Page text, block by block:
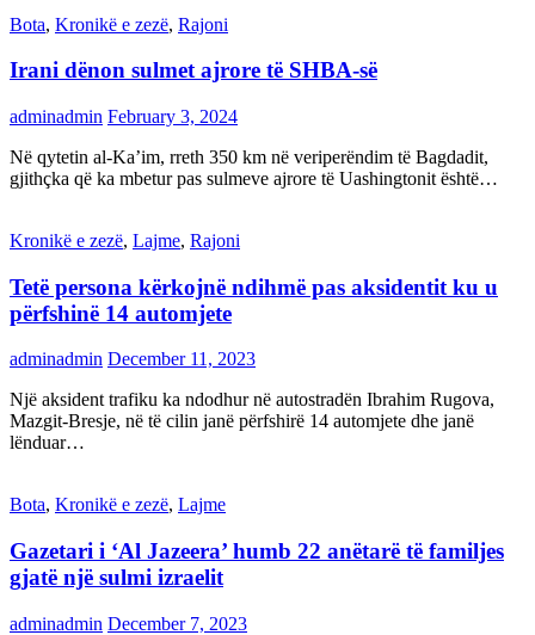
Bota, Kronikë e zezë, Rajoni
Irani dënon sulmet ajrore të SHBA-së
adminadmin February 3, 2024
Në qytetin al-Ka’im, rreth 350 km në veriperëndim të Bagdadit,
gjithçka që ka mbetur pas sulmeve ajrore të Uashingtonit është…
Kronikë e zezë, Lajme, Rajoni
Tetë persona kërkojnë ndihmë pas aksidentit ku u
përfshinë 14 automjete
adminadmin December 11, 2023
Një aksident trafiku ka ndodhur në autostradën Ibrahim Rugova,
Mazgit-Bresje, në të cilin janë përfshirë 14 automjete dhe janë
lënduar…
Bota, Kronikë e zezë, Lajme
Gazetari i ‘Al Jazeera’ humb 22 anëtarë të familjes
gjatë një sulmi izraelit
adminadmin December 7, 2023